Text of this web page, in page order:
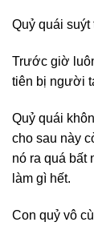
Quỷ quái suýt
Trước giờ
tiên bị người
Quỷ quái
cho sau này
nó ra quá bất
làm gì hết.
Con quỷ vô